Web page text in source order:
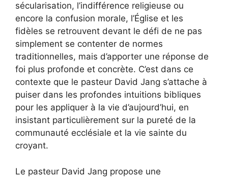
sécularisation, l’indifférence religieuse ou
encore la confusion morale, l’Église et les
fidèles se retrouvent devant le défi de ne pas
simplement se contenter de normes
traditionnelles, mais d’apporter une réponse de
foi plus profonde et concrète. C’est dans ce
contexte que le pasteur David Jang s’attache à
puiser dans les profondes intuitions bibliques
pour les appliquer à la vie d’aujourd’hui, en
insistant particulièrement sur la pureté de la
communauté ecclésiale et la vie sainte du
croyant.
Le pasteur David Jang propose une